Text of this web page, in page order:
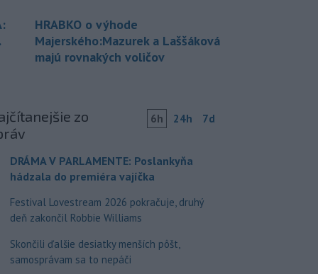
HRABKO o výhode
Majerského:Mazurek a Laššáková
majú rovnakých voličov
zo
6h 24h 7d
DRÁMA V PARLAMENTE: Poslankyňa
hádzala do premiéra vajíčka
Festival Lovestream 2026 pokračuje, druhý
deň zakončil Robbie Williams
Skončili ďalšie desiatky menších pôšt,
samosprávam sa to nepáči